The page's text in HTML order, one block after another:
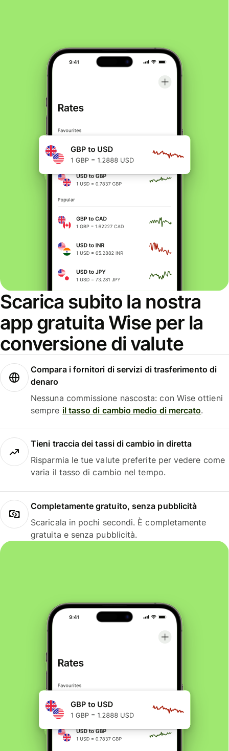
Scarica subito la nostra
app gratuita Wise per la
conversione di valute
Compara i fornitori di servizi di trasferimento di
denaro
Nessuna commissione nascosta: con Wise ottieni
sempre il tasso di cambio medio di mercato.
Tieni traccia dei tassi di cambio in diretta
Risparmia le tue valute preferite per vedere come
varia il tasso di cambio nel tempo.
Completamente gratuito, senza pubblicità
Scaricala in pochi secondi. È completamente
gratuita e senza pubblicità.